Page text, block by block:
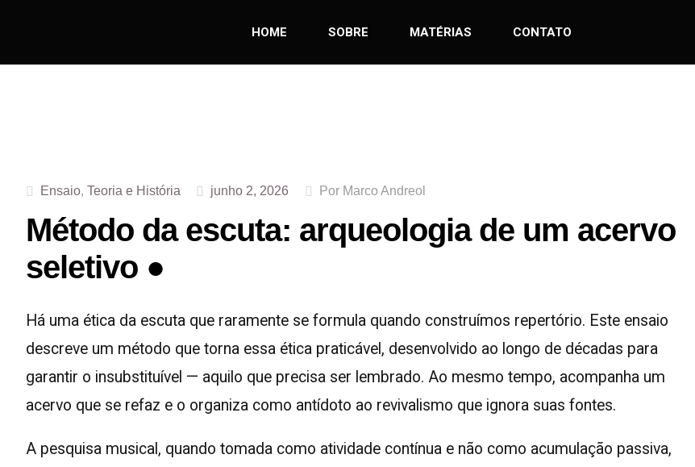
HOME SOBRE MATÉRIAS CONTATO
Ensaio,Teoria e História junho 2, 2026 Por Marco Andreol
Método da escuta: arqueologia de um acervo
seletivo ●
Há uma ética da escuta que raramente se formula quando construímos repertório. Este ensaio
descreve um método que torna essa ética praticável, desenvolvido ao longo de décadas para
garantir o insubstituível — aquilo que precisa ser lembrado. Ao mesmo tempo, acompanha um
acervo que se refaz e o organiza como antídoto ao revivalismo que ignora suas fontes.
A pesquisa musical, quando tomada como atividade contínua e não como acumulação passiva,